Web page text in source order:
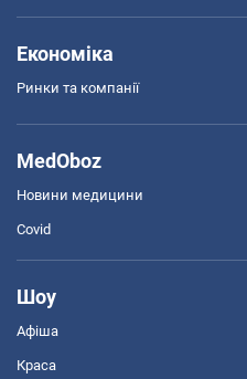
Економіка
Ринки та компанії
MedOboz
Новини медицини
Covid
Шоу
Афіша
Краса